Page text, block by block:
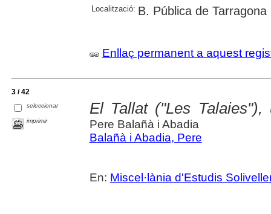
Localització: B. Pública de Tarragona
Enllaç permanent a aquest
3 / 42
seleccionar
imprimir
El Tallat ("Les
Pere Balañà i Abadia
Balañà i Abadia, Pere
En: Miscel·lània d'Estudis